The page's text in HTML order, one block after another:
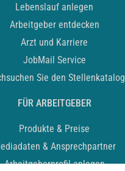
Lebenslauf anlegen
Arbeitgeber entdecken
Arzt und Karriere
JobMail Service
Sie den Stellenkatalog
FÜR ARBEITGEBER
Produkte & Preise
& Ansprechpartner
Arbeitgeberprofil anlegen